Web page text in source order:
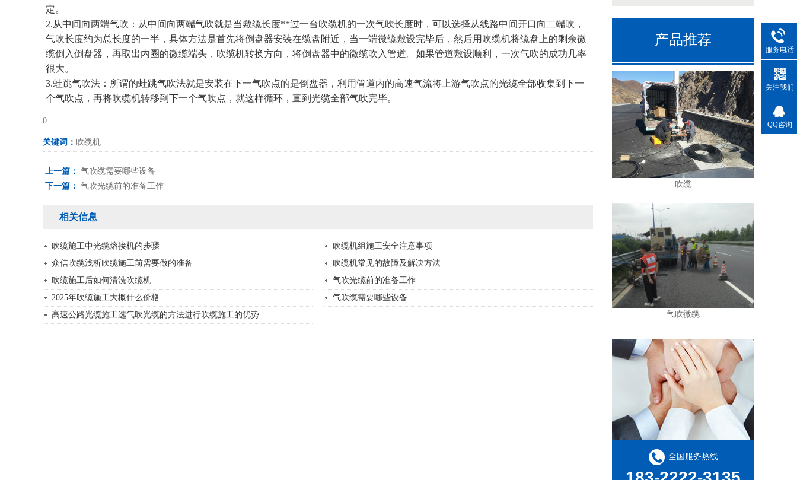
产品推荐
吹缆
气吹微缆
全国服务热线
定。
2.从中间向两端气吹：从中间向两端气吹就是当敷缆长度**过一台吹缆机的一次气吹长度时，可以选择从线路中间开口向二端吹，
气吹长度约为总长度的一半，具体方法是首先将倒盘器安装在缆盘附近，当一端微缆敷设完毕后，然后用吹缆机将缆盘上的剩余微
缆倒入倒盘器，再取出内圈的微缆端头，吹缆机转换方向，将倒盘器中的微缆吹入管道。如果管道敷设顺利，一次气吹的成功几率
很大。
3.蛙跳气吹法：所谓的蛙跳气吹法就是安装在下一气吹点的是倒盘器，利用管道内的高速气流将上游气吹点的光缆全部收集到下一
个气吹点，再将吹缆机转移到下一个气吹点，就这样循环，直到光缆全部气吹完毕。
0
关键词： 吹缆机
上一篇： 气吹缆需要哪些设备
下一篇： 气吹光缆前的准备工作
相关信息
吹缆施工中光缆熔接机的步骤
吹缆机组施工安全注意事项
众信吹缆浅析吹缆施工前需要做的准备
吹缆机常见的故障及解决方法
吹缆施工后如何清洗吹缆机
气吹光缆前的准备工作
2025年吹缆施工大概什么价格
气吹缆需要哪些设备
高速公路光缆施工选气吹光缆的方法进行吹缆施工的优势
服务电话
关注我们
QQ咨询